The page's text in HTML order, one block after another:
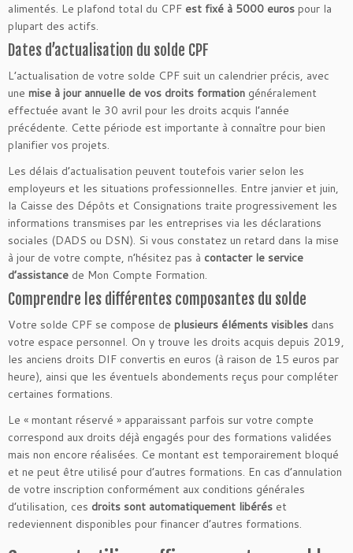
alimentés. Le plafond total du CPF est fixé à 5000 euros pour la
plupart des actifs.
Dates d’actualisation du solde CPF
L’actualisation de votre solde CPF suit un calendrier précis, avec
une mise à jour annuelle de vos droits formation généralement
effectuée avant le 30 avril pour les droits acquis l’année
précédente. Cette période est importante à connaître pour bien
planifier vos projets.
Les délais d’actualisation peuvent toutefois varier selon les
employeurs et les situations professionnelles. Entre janvier et juin,
la Caisse des Dépôts et Consignations traite progressivement les
informations transmises par les entreprises via les déclarations
sociales (DADS ou DSN). Si vous constatez un retard dans la mise
à jour de votre compte, n’hésitez pas à contacter le service
d’assistance de Mon Compte Formation.
Comprendre les différentes composantes du solde
Votre solde CPF se compose de plusieurs éléments visibles dans
votre espace personnel. On y trouve les droits acquis depuis 2019,
les anciens droits DIF convertis en euros (à raison de 15 euros par
heure), ainsi que les éventuels abondements reçus pour compléter
certaines formations.
Le « montant réservé » apparaissant parfois sur votre compte
correspond aux droits déjà engagés pour des formations validées
mais non encore réalisées. Ce montant est temporairement bloqué
et ne peut être utilisé pour d’autres formations. En cas d’annulation
de votre inscription conformément aux conditions générales
d’utilisation, ces droits sont automatiquement libérés et
redeviennent disponibles pour financer d’autres formations.